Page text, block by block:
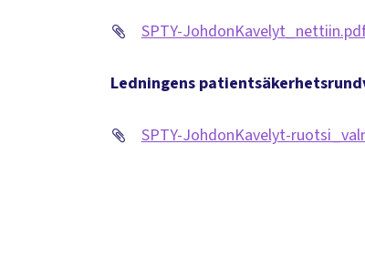
SPTY-
Ledningens
SPTY-JohdonKavelyt-